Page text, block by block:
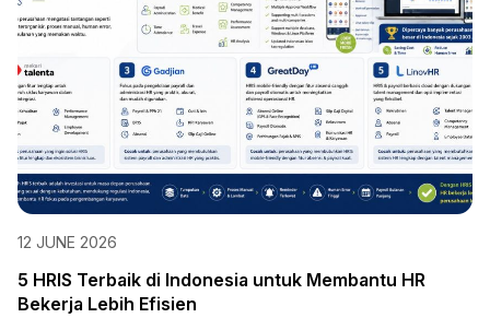
12 JUNE 2026
5 HRIS Terbaik di Indonesia untuk Membantu HR
Bekerja Lebih Efisien